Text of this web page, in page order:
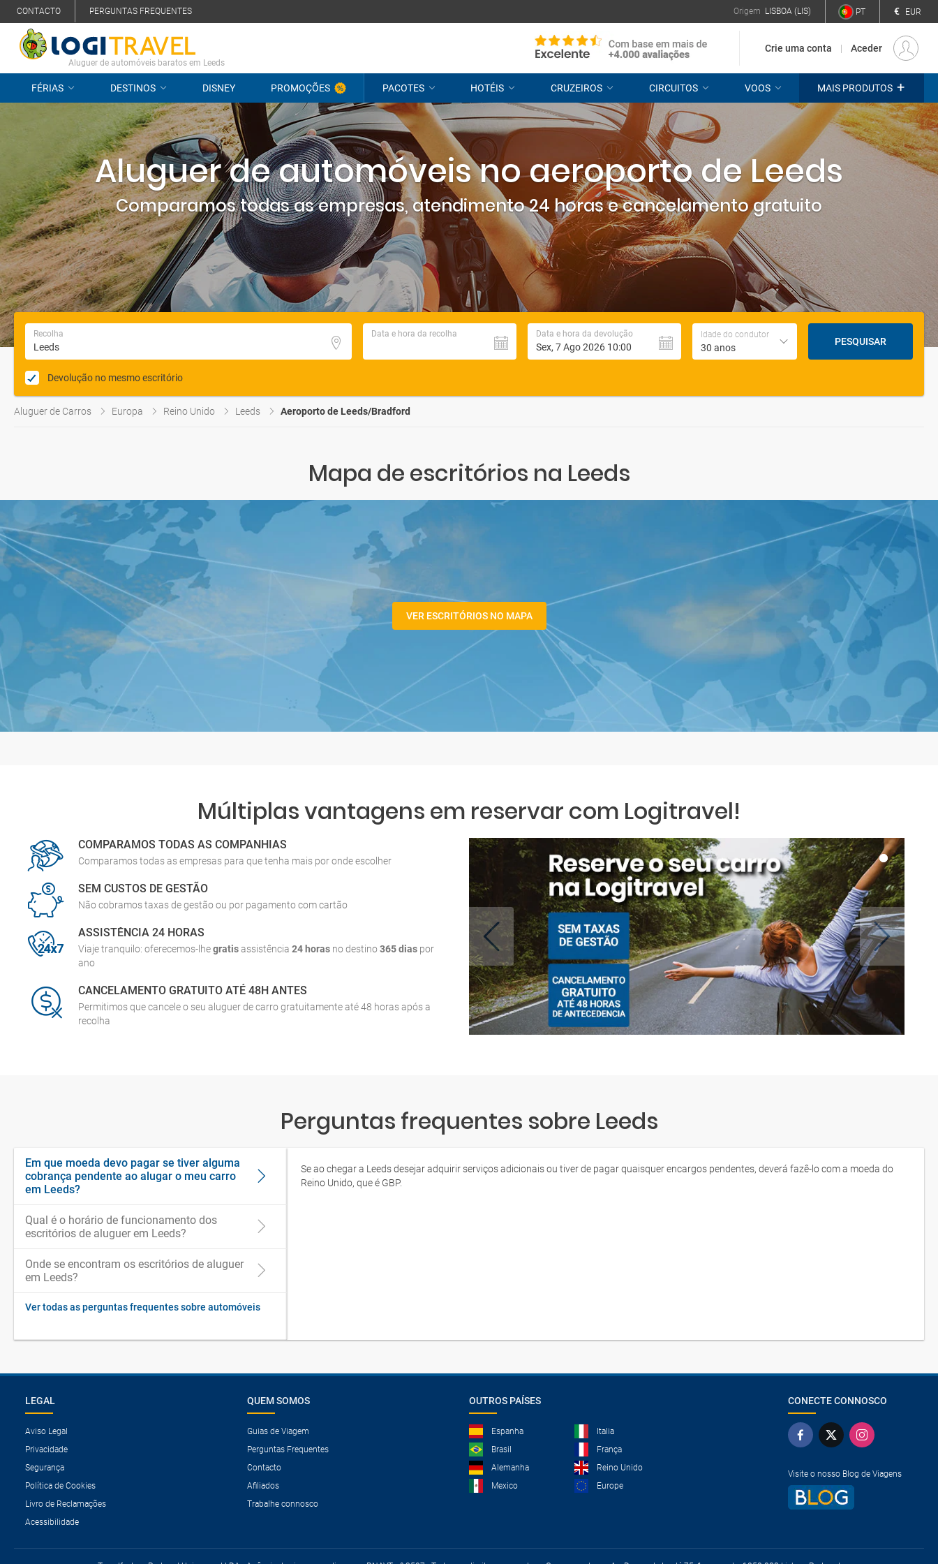
CONTACTO PERGUNTAS FREQUENTES Origem LISBOA (LIS) PT € EUR
Aluguer de automóveis baratos em Leeds
Crie uma conta Aceder
FÉRIAS DESTINOS DISNEY PROMOÇÕES PACOTES HOTÉIS CRUZEIROS CIRCUITOS VOOS MAIS PRODUTOS +
Aluguer de automóveis no aeroporto de Leeds
Comparamos todas as empresas, atendimento 24 horas e cancelamento gratuito
Recolha Data e hora da recolha Data e hora da devolução Idade do condutor
30 anos
PESQUISAR
Devolução no mesmo escritório
Aluguer de Carros Europa Reino Unido Leeds Aeroporto de Leeds/Bradford
Mapa de escritórios na Leeds
VER ESCRITÓRIOS NO MAPA
Múltiplas vantagens em reservar com Logitravel!
COMPARAMOS TODAS AS COMPANHIAS
Comparamos todas as empresas para que tenha mais por onde escolher
SEM CUSTOS DE GESTÃO
Não cobramos taxas de gestão ou por pagamento com cartão
ASSISTÊNCIA 24 HORAS
Viaje tranquilo: oferecemos-lhegratisassistência 24 horas no destino365 dias por
ano
CANCELAMENTO GRATUITO ATÉ 48H ANTES
Permitimos que cancele o seu aluguer de carro gratuitamente até 48 horas após a
recolha
Perguntas frequentes sobre Leeds
Em que moeda devo pagar se tiver alguma
cobrança pendente ao alugar o meu carro
em Leeds?
Qual é o horário de funcionamento dos
escritórios de aluguer em Leeds?
Onde se encontram os escritórios de aluguer
em Leeds?
Ver todas as perguntas frequentes sobre automóveis
Se ao chegar a Leeds desejar adquirir serviços adicionais ou tiver de pagar quaisquer encargos pendentes, deverá fazê-lo com a moeda do
Reino Unido, que é GBP.
LEGAL
Aviso Legal
Privacidade
Segurança
Política de Cookies
Livro de Reclamações
Acessibilidade
QUEM SOMOS
Guias de Viagem
Perguntas Frequentes
Contacto
Afiliados
Trabalhe connosco
OUTROS PAÍSES
Espanha
Italia
Brasil
França
Alemanha
Reino Unido
Mexico
Europe
CONECTE CONNOSCO
Visite o nosso Blog de Viagens